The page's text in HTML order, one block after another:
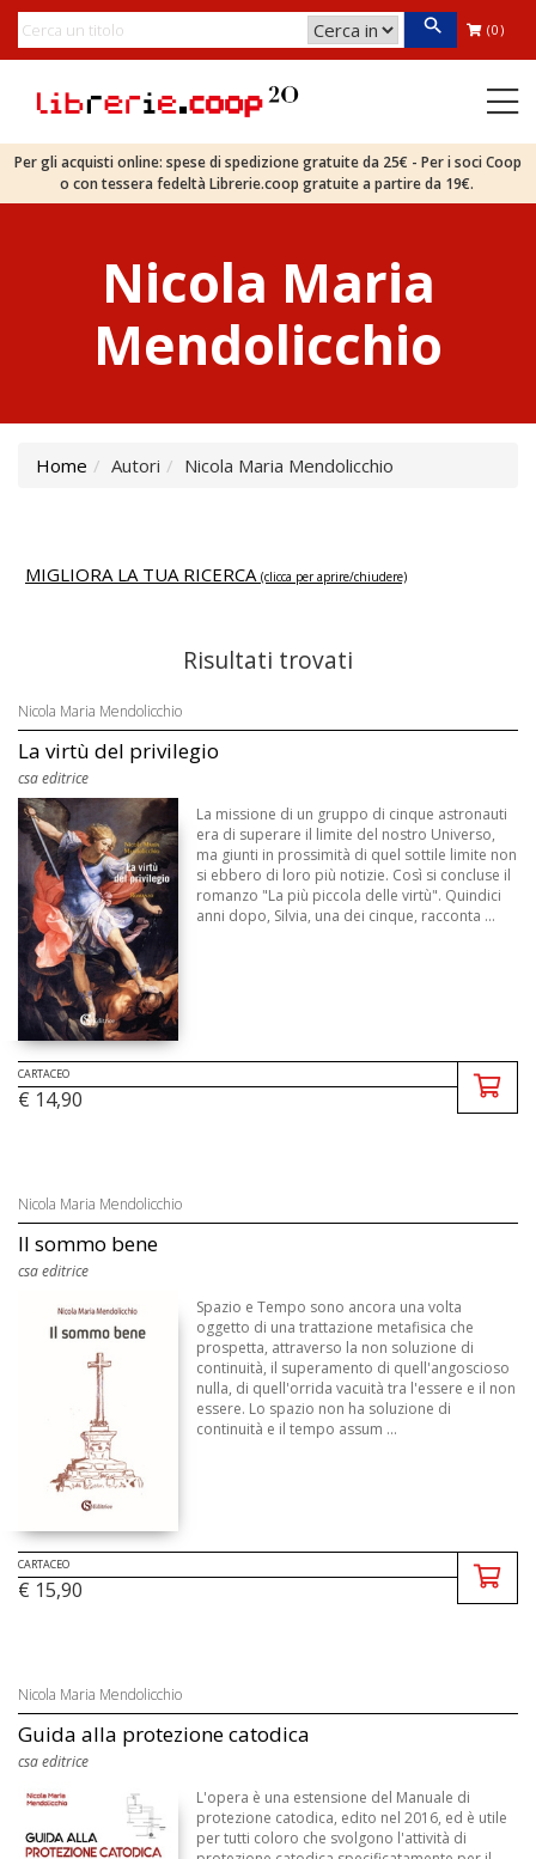
(0)
Per gli acquisti online: spese di spedizione gratuite da 25€ - Per i soci Coop
o con tessera fedeltà Librerie.coop gratuite a partire da 19€.
Nicola Maria
Mendolicchio
Home Autori Nicola Maria Mendolicchio
MIGLIORA LA TUA RICERCA (clicca per aprire/chiudere)
Risultati trovati
Nicola Maria Mendolicchio
La virtù del privilegio
csa editrice
La missione di un gruppo di cinque astronauti
era di superare il limite del nostro Universo,
ma giunti in prossimità di quel sottile limite non
si ebbero di loro più notizie. Così si concluse il
romanzo "La più piccola delle virtù". Quindici
anni dopo, Silvia, una dei cinque, racconta ...
CARTACEO
€ 14,90
Nicola Maria Mendolicchio
Il sommo bene
csa editrice
Spazio e Tempo sono ancora una volta
oggetto di una trattazione metafisica che
prospetta, attraverso la non soluzione di
continuità, il superamento di quell'angoscioso
nulla, di quell'orrida vacuità tra l'essere e il non
essere. Lo spazio non ha soluzione di
continuità e il tempo assum ...
CARTACEO
€ 15,90
Nicola Maria Mendolicchio
Guida alla protezione catodica
csa editrice
L'opera è una estensione del Manuale di
protezione catodica, edito nel 2016, ed è utile
per tutti coloro che svolgono l'attività di